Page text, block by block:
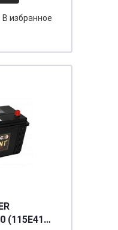
В избранное
(115E41L)